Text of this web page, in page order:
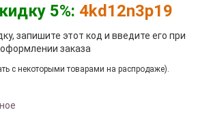
5%: 4kd12n3p19
запишите этот код и введите его при
оформлении заказа
с некоторыми товарами на распродаже).